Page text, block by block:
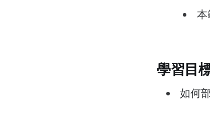
本
學習目
如何